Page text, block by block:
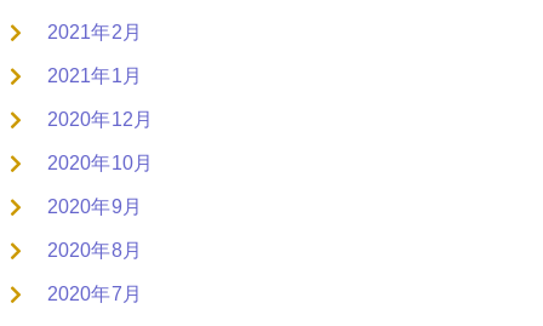
2021年2月
2021年1月
2020年12月
2020年10月
2020年9月
2020年8月
2020年7月